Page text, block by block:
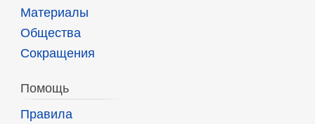
Материалы
Общества
Сокращения
Помощь
Правила